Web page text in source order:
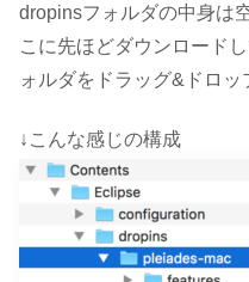
dropinsフォルダの中身は
こに先ほどダウンロード
ォルダをドラッグ&ドロッ
↓こんな感じの構成